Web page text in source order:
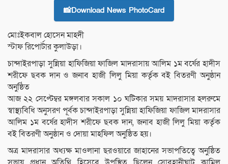
📸Download News PhotoCard
মোঃইকবাল হোসেন মাহদী
স্টাফ রিপোর্টার কুলাউড়া।
চান্দাইরপাড়া সুন্নিয়া হাফিজিয়া ফাজিল মাদরাসায় আলিম ১ম বর্ষের হাদীস
শরীফে ছবক দান ও জনাব হাজী লিলু মিয়া কর্তৃক বই বিতরণী অনুষ্ঠান
অনুষ্ঠিত
আজ ২২ সেপ্টেম্বর মঙ্গলবার সকাল ১০ ঘটিকার সময় মাদরাসার হলরুমে
স্বাস্থ্যবিধি অনুসরণ পূর্বক চান্দাইরপাড়া সুন্নিয়া হাফিজিয়া ফাজিল মাদরাসার
আলিম ১ম বর্ষের হাদীস শরীফে ছবক দান, জনাব হাজী লিলু মিয়া কর্তৃক
বই বিতরণী অনুষ্ঠান ও দোয়া মাহফিল অনুষ্ঠিত হয়।
অত্র মাদরাসার অধ্যক্ষ মাওলানা ছরওয়ারে জাহানের সভাপতিত্বে অনুষ্ঠিত